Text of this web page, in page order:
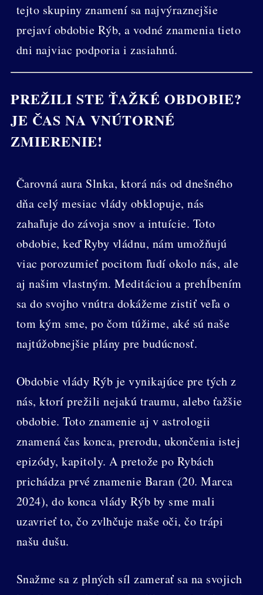
tejto skupiny znamení sa najvýraznejšie
prejaví obdobie Rýb, a vodné znamenia tieto
dni najviac podporia i zasiahnú.
PREŽILI STE ŤAŽKÉ OBDOBIE?
JE ČAS NA VNÚTORNÉ
ZMIERENIE!
Čarovná aura Slnka, ktorá nás od dnešného
dňa celý mesiac vlády obklopuje, nás
zahaľuje do závoja snov a intuície. Toto
obdobie, keď Ryby vládnu, nám umožňujú
viac porozumieť pocitom ľudí okolo nás, ale
aj našim vlastným. Meditáciou a prehĺbením
sa do svojho vnútra dokážeme zistiť veľa o
tom kým sme, po čom túžime, aké sú naše
najtúžobnejšie plány pre budúcnosť.
Obdobie vlády Rýb je vynikajúce pre tých z
nás, ktorí prežili nejakú traumu, alebo ťažšie
obdobie. Toto znamenie aj v astrologii
znamená čas konca, prerodu, ukončenia istej
epizódy, kapitoly. A pretože po Rybách
prichádza prvé znamenie Baran (20. Marca
2024), do konca vlády Rýb by sme mali
uzavrieť to, čo zvlhčuje naše oči, čo trápi
našu dušu.
Snažme sa z plných síl zamerať sa na svojich